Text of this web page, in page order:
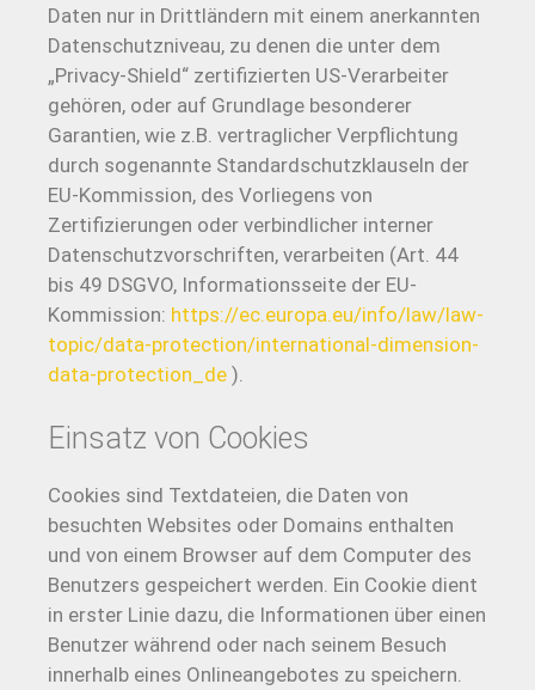
Daten nur in Drittländern mit einem anerkannten
Datenschutzniveau, zu denen die unter dem
„Privacy-Shield“ zertifizierten US-Verarbeiter
gehören, oder auf Grundlage besonderer
Garantien, wie z.B. vertraglicher Verpflichtung
durch sogenannte Standardschutzklauseln der
EU-Kommission, des Vorliegens von
Zertifizierungen oder verbindlicher interner
Datenschutzvorschriften, verarbeiten (Art. 44
bis 49 DSGVO, Informationsseite der EU-
Kommission: https://ec.europa.eu/info/law/law-
topic/data-protection/international-dimension-
data-protection_de ).
Einsatz von Cookies
Cookies sind Textdateien, die Daten von
besuchten Websites oder Domains enthalten
und von einem Browser auf dem Computer des
Benutzers gespeichert werden. Ein Cookie dient
in erster Linie dazu, die Informationen über einen
Benutzer während oder nach seinem Besuch
innerhalb eines Onlineangebotes zu speichern.